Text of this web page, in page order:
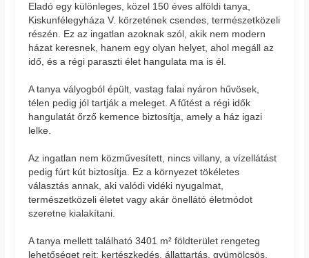
Eladó egy különleges, közel 150 éves alföldi tanya,
Kiskunfélegyháza V. körzetének csendes, természetközeli
részén. Ez az ingatlan azoknak szól, akik nem modern
házat keresnek, hanem egy olyan helyet, ahol megáll az
idő, és a régi paraszti élet hangulata ma is él.
A tanya vályogból épült, vastag falai nyáron hűvösek,
télen pedig jól tartják a meleget. A fűtést a régi idők
hangulatát őrző kemence biztosítja, amely a ház igazi
lelke.
Az ingatlan nem közművesített, nincs villany, a vízellátást
pedig fúrt kút biztosítja. Ez a környezet tökéletes
választás annak, aki valódi vidéki nyugalmat,
természetközeli életet vagy akár önellátó életmódot
szeretne kialakítani.
A tanya mellett található 3401 m² földterület rengeteg
lehetőséget rejt: kertészkedés, állattartás, gyümölcsös,